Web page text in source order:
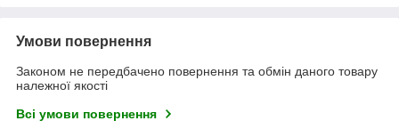
Умови повернення
Законом не передбачено повернення та обмін даного товару
належної якості
Всі умови повернення